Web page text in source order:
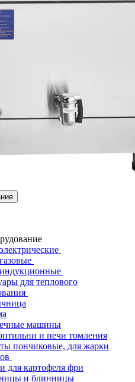
для теплового
машины
и печи томления
пончиковые, для жарки
для картофеля фри
и блинницы